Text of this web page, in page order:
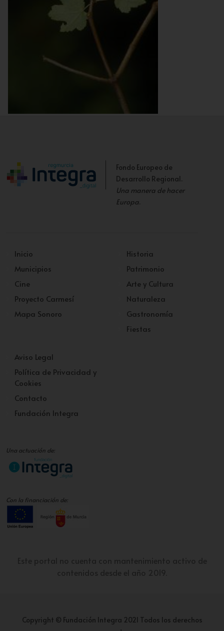
Fondo Europeo de
Desarrollo Regional.
Una manera de hacer
Europa.
Inicio
Municipios
Cine
Proyecto Carmesí
Mapa Sonoro
Historia
Patrimonio
Arte y Cultura
Naturaleza
Gastronomía
Fiestas
Aviso Legal
Política de Privacidad y
Cookies
Contacto
Fundación Integra
Una actuación de:
Con la financiación de:
Copyright © Fundación Integra 2021 Todos los derechos